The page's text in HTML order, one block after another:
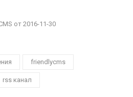
от 2016-11-30
friendlycms
rss канал